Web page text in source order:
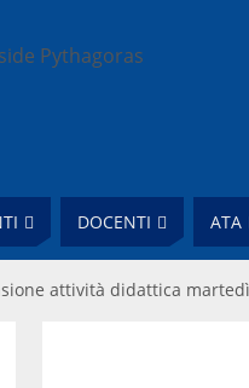
DOCENTI ATA
attività didattica